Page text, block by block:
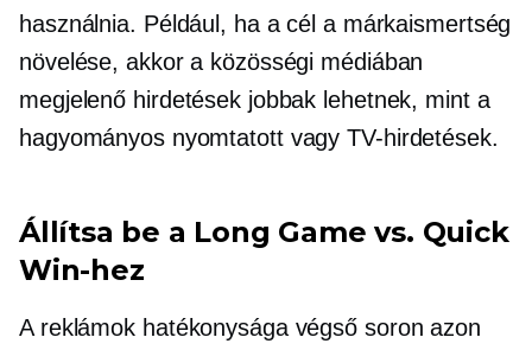
használnia. Például, ha a cél a márkaismertség
növelése, akkor a közösségi médiában
megjelenő hirdetések jobbak lehetnek, mint a
hagyományos nyomtatott vagy TV-hirdetések.
Állítsa be a Long Game vs. Quick
Win-hez
A reklámok hatékonysága végső soron azon